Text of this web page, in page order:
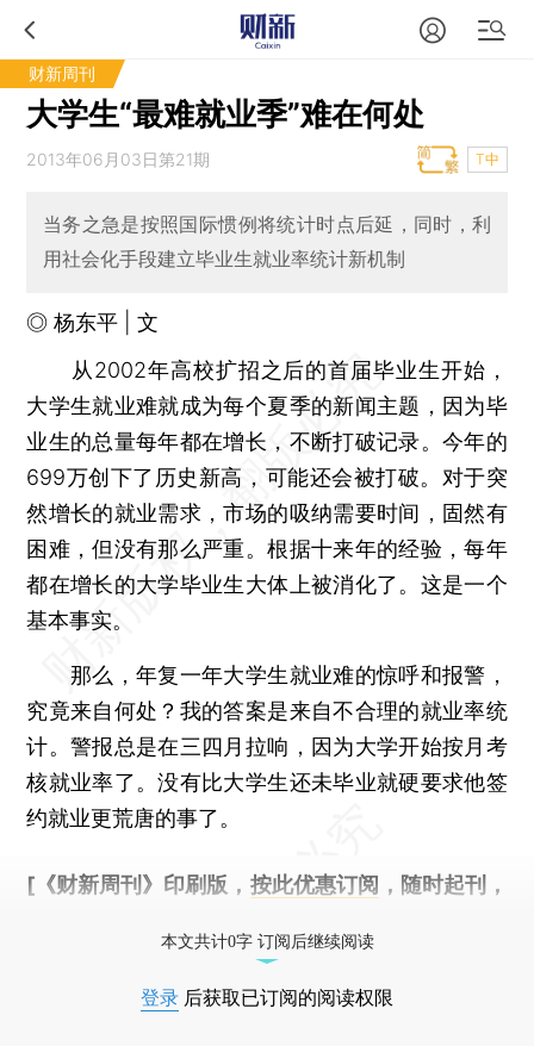
财新周刊
大学生“最难就业季”难在何处
2013年06月03日第21期 T中
当务之急是按照国际惯例将统计时点后延，同时，利
用社会化手段建立毕业生就业率统计新机制
◎ 杨东平 | 文
从2002年高校扩招之后的首届毕业生开始，
大学生就业难就成为每个夏季的新闻主题，因为毕
业生的总量每年都在增长，不断打破记录。今年的
699万创下了历史新高，可能还会被打破。对于突
然增长的就业需求，市场的吸纳需要时间，固然有
困难，但没有那么严重。根据十来年的经验，每年
都在增长的大学毕业生大体上被消化了。这是一个
基本事实。
那么，年复一年大学生就业难的惊呼和报警，
究竟来自何处？我的答案是来自不合理的就业率统
计。警报总是在三四月拉响，因为大学开始按月考
核就业率了。没有比大学生还未毕业就硬要求他签
约就业更荒唐的事了。
[《财新周刊》印刷版， 按此优惠订阅 ，随时起刊，
本文共计0字 订阅后继续阅读
登录 后获取已订阅的阅读权限